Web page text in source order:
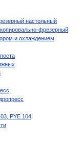
настольный
фрезерный
и охлаждением
PYE 104